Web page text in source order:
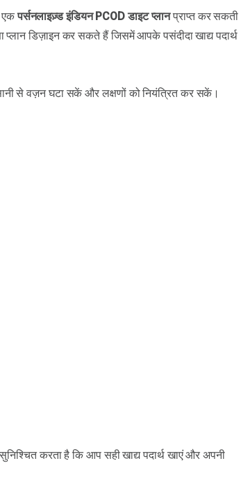
एकपर्सनलाइज़्ड इंडियन PCOD डाइट प्लानप्राप्त कर सकती
डिज़ाइन कर सकते हैं जिसमें आपके पसंदीदा खाद्य पदार्थ
से वज़न घटा सकें और लक्षणों को नियंत्रित कर सकें।
करता है कि आप सही खाद्य पदार्थ खाएं और अपनी